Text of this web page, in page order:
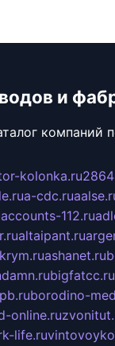
и
компаний
kolonka.ru
a-cdc.ru
accounts-112.ru
altaipant.ru
ashanet.ru
bigfatcc.ru
borodino-
online.ru
life.ru